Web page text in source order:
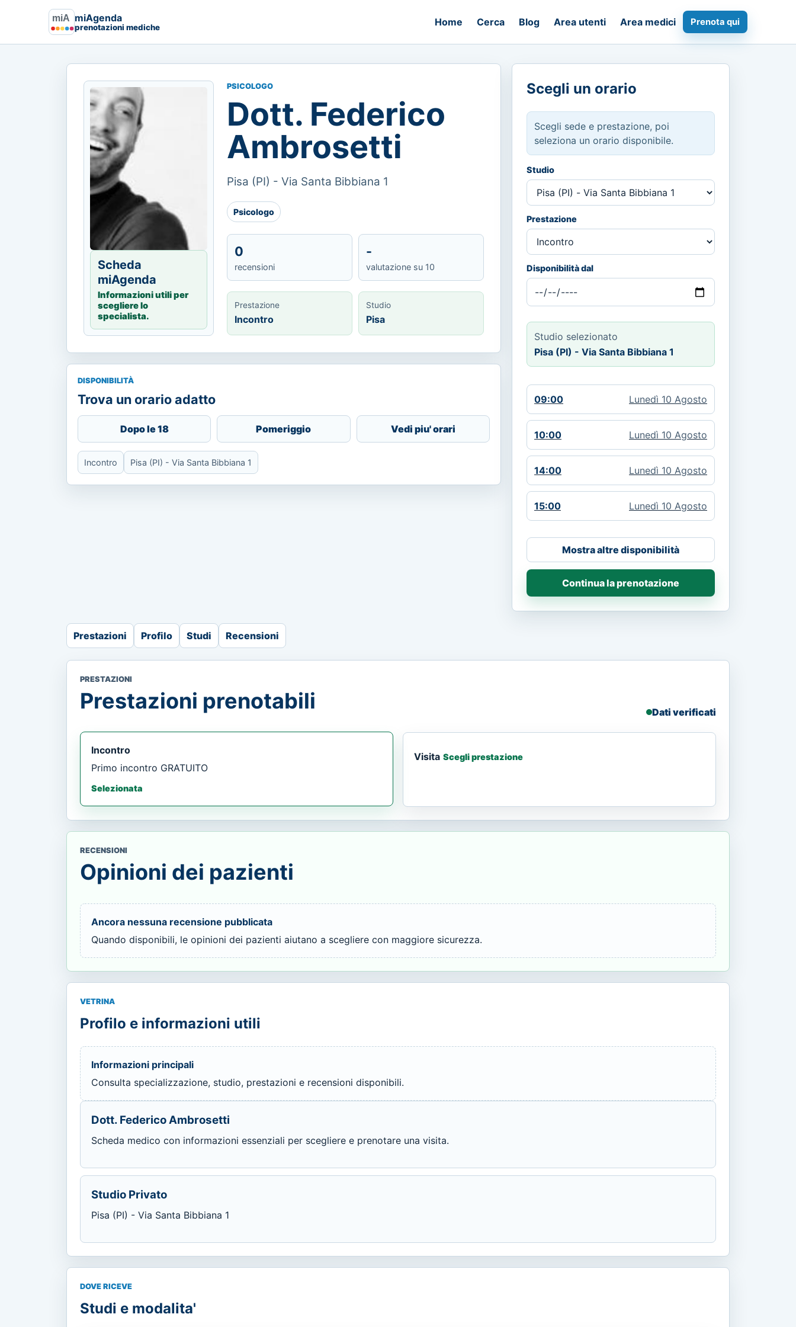
miAgenda
prenotazioni mediche Home Cerca Blog Area utenti Area medici Prenota qui
Scheda
miAgenda
Informazioni utili per
scegliere lo
specialista.
PSICOLOGO
Dott. Federico
Ambrosetti
Pisa (PI) - Via Santa Bibbiana 1
Psicologo
0
recensioni
-
valutazione su 10
Prestazione
Incontro
Studio
Pisa
DISPONIBILITÀ
Trova un orario adatto
Dopo le 18 Pomeriggio Vedi piu' orari
Incontro Pisa (PI) - Via Santa Bibbiana 1
Scegli un orario
Scegli sede e prestazione, poi
seleziona un orario disponibile.
Studio
Prestazione
Disponibilità dal
Studio selezionato
Pisa (PI) - Via Santa Bibbiana 1
09:00 Lunedì 10 Agosto
10:00 Lunedì 10 Agosto
14:00 Lunedì 10 Agosto
15:00 Lunedì 10 Agosto
Mostra altre disponibilità
Continua la prenotazione
Prestazioni Profilo Studi Recensioni
PRESTAZIONI
Prestazioni prenotabili Dati verificati
Incontro
Primo incontro GRATUITO
Selezionata
Visita Scegli prestazione
RECENSIONI
Opinioni dei pazienti
Ancora nessuna recensione pubblicata
Quando disponibili, le opinioni dei pazienti aiutano a scegliere con maggiore sicurezza.
VETRINA
Profilo e informazioni utili
Informazioni principali
Consulta specializzazione, studio, prestazioni e recensioni disponibili.
Dott. Federico Ambrosetti
Scheda medico con informazioni essenziali per scegliere e prenotare una visita.
Studio Privato
Pisa (PI) - Via Santa Bibbiana 1
DOVE RICEVE
Studi e modalita'